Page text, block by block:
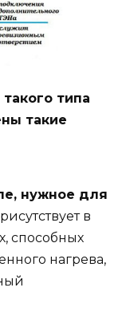
типа
такие
нужное для
в
способных
нагрева,